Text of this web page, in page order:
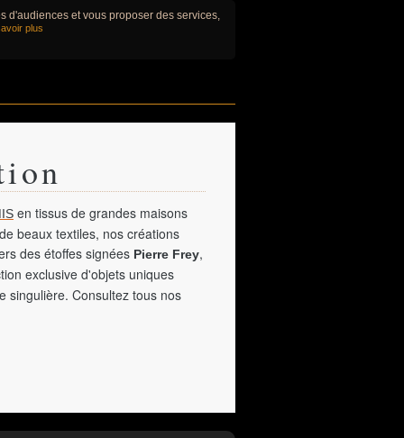
d'audiences et vous proposer des services,
plus
en tissus de grandes maisons
beaux textiles, nos créations
des étoffes signées Pierre Frey,
exclusive d'objets uniques
singulière. Consultez tous nos